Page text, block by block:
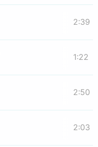
2:39
1:22
2:50
2:03